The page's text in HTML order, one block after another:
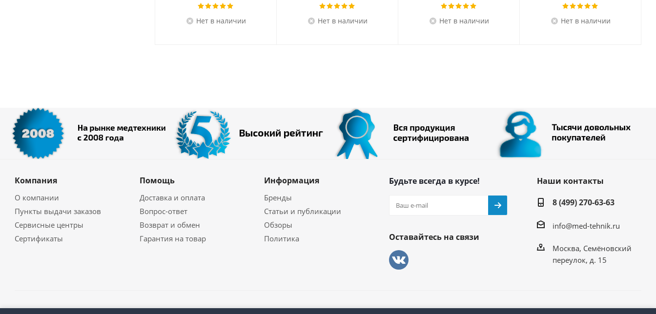
Нет в наличии Нет в наличии Нет в наличии Нет в наличии
Компания
О компании
Пункты выдачи заказов
Сервисные центры
Сертификаты
Помощь
Доставка и оплата
Вопрос-ответ
Возврат и обмен
Гарантия на товар
Информация
Бренды
Статьи и публикации
Обзоры
Политика
Будьте всегда в курсе!
Оставайтесь на связи
Наши контакты
8 (499) 270-63-63
info@med-tehnik.ru
Москва, Семёновский
переулок, д. 15